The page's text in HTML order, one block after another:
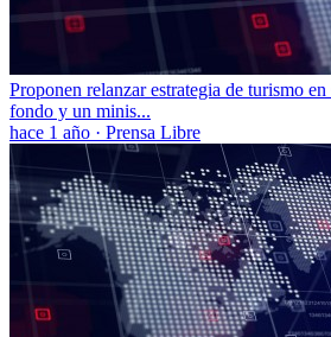
Proponen relanzar estrategia de turismo
fondo y un minis...
hace 1 año · Prensa Libre